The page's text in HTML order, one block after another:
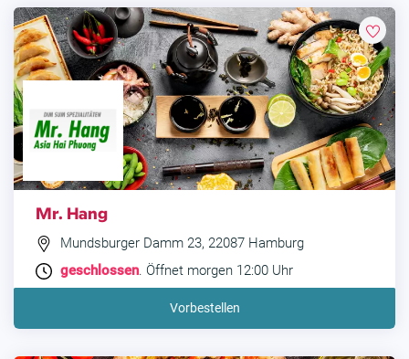
Mr. Hang
Mundsburger Damm 23, 22087 Hamburg
geschlossen. Öffnet morgen 12:00 Uhr
Vorbestellen